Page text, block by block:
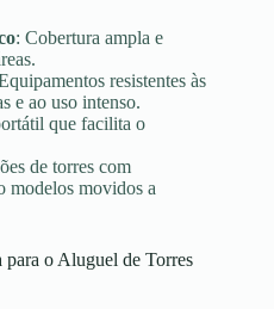
: Cobertura ampla e
resistentes às
e ao uso intenso.
que facilita o
de torres com
modelos movidos a
o Aluguel de Torres